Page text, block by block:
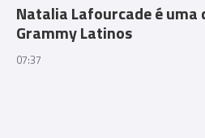
Natalia Lafourcade é uma
Grammy Latinos
07:37